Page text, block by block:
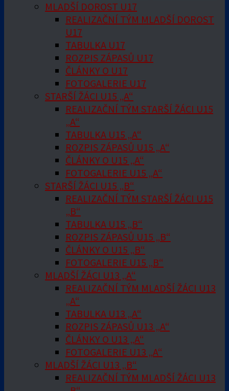
MLADŠÍ DOROST U17
REALIZAČNÍ TÝM MLADŠÍ DOROST
U17
TABULKA U17
ROZPIS ZÁPASŮ U17
ČLÁNKY O U17
FOTOGALERIE U17
STARŠÍ ŽÁCI U15 „A“
REALIZAČNÍ TÝM STARŠÍ ŽÁCI U15
„A“
TABULKA U15 „A“
ROZPIS ZÁPASŮ U15 „A“
ČLÁNKY O U15 „A“
FOTOGALERIE U15 „A“
STARŠÍ ŽÁCI U15 „B“
REALIZAČNÍ TÝM STARŠÍ ŽÁCI U15
„B“
TABULKA U15 „B“
ROZPIS ZÁPASŮ U15 „B“
ČLÁNKY O U15 „B“
FOTOGALERIE U15 „B“
MLADŠÍ ŽÁCI U13 „A“
REALIZAČNÍ TÝM MLADŠÍ ŽÁCI U13
„A“
TABULKA U13 „A“
ROZPIS ZÁPASŮ U13 „A“
ČLÁNKY O U13 „A“
FOTOGALERIE U13 „A“
MLADŠÍ ŽÁCI U13 „B“
REALIZAČNÍ TÝM MLADŠÍ ŽÁCI U13